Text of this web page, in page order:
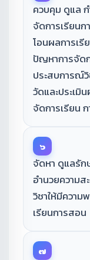
ควบคุม ดูแล
จัดการเรียน
โอนผลการเรี
ปัญหาการจัด
ประสบการณ์
วัดและประเมิ
จัดการเรียน
๖
จัดหา ดูแลรั
อำนวยความ
วิชาให้มีควา
เรียนการสอน
๗